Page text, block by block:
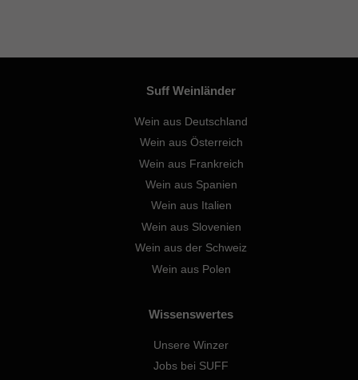
Suff Weinländer
Wein aus Deutschland
Wein aus Österreich
Wein aus Frankreich
Wein aus Spanien
Wein aus Italien
Wein aus Slovenien
Wein aus der Schweiz
Wein aus Polen
Wissenswertes
Unsere Winzer
Jobs bei SUFF